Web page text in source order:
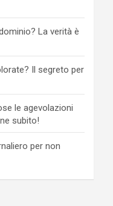
La verità è
Il segreto per
le agevolazioni
subito!
per non